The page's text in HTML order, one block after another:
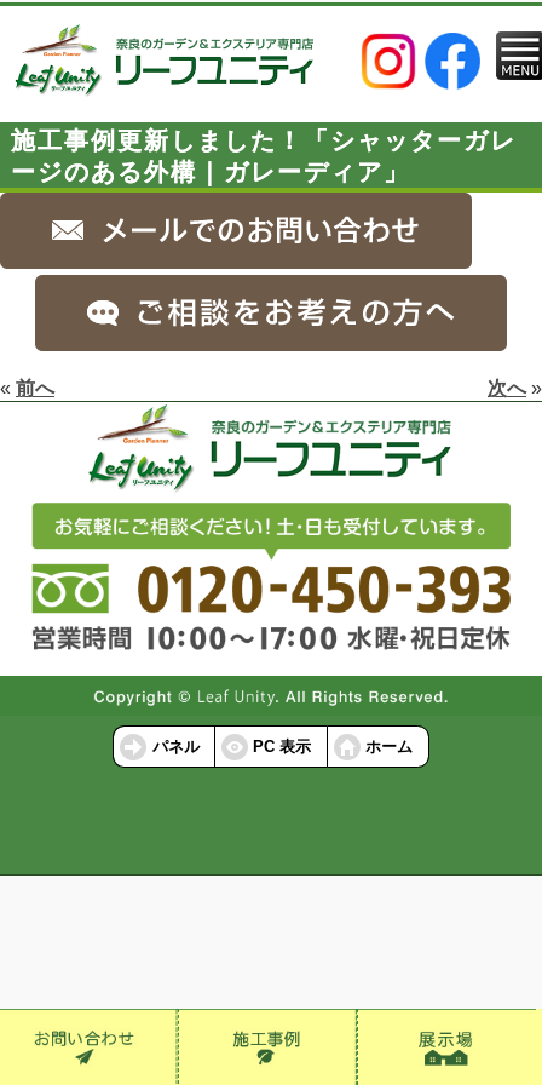
施工事例更新しました！「シャッターガレ
ージのある外構｜ガレーディア」
« 前へ 次へ»
パネル PC 表示 ホーム